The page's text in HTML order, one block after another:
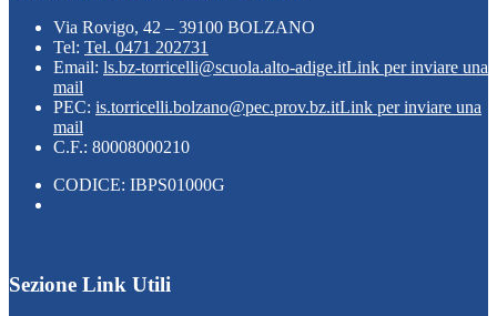
Via Rovigo, 42 – 39100 BOLZANO
Tel: Tel. 0471 202731
Email: ls.bz-torricelli@scuola.alto-adige.itLink per inviare una
mail
PEC: is.torricelli.bolzano@pec.prov.bz.itLink per inviare una
mail
C.F.: 80008000210
CODICE: IBPS01000G
Sezione Link Utili